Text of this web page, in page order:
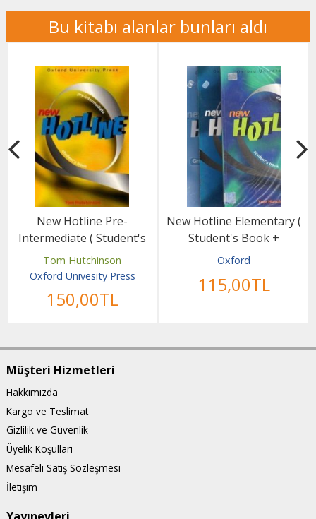
Bu kitabı alanlar bunları aldı
New Hotline Pre-
Intermediate ( Student's
Book + Workbook )
Tom Hutchinson
Oxford Univesity Press
150,00TL
New Hotline Elementary (
Student's Book +
Workbook )
Oxford
115,00TL
Müşteri Hizmetleri
Hakkımızda
Kargo ve Teslimat
Gizlilik ve Güvenlik
Üyelik Koşulları
Mesafeli Satış Sözleşmesi
İletişim